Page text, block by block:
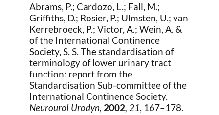
Abrams, P.; Cardozo, L.; Fall, M.;
Griffiths, D.; Rosier, P.; Ulmsten, U.; van
Kerrebroeck, P.; Victor, A.; Wein, A. &
of the International Continence
Society, S. S. The standardisation of
terminology of lower urinary tract
function: report from the
Standardisation Sub-committee of the
International Continence Society.
Neurourol Urodyn, 2002, 21, 167–178.